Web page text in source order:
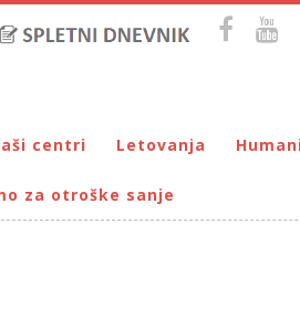
centri
Maribor
Poreč
Letovanja
Letovanje – VIRC Poreč
Letovanje – DMZ na
za otroške sanje